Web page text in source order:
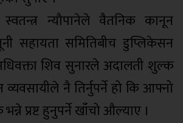
न्यौपानेले वैतनिक कानून
सहायता समितिबीच डुप्लिकेसन
शिव सुनारले अदालती शुल्क
नै तिर्नुपर्ने हो कि आफ्नो
प्रष्ट हुनुपर्ने खाँचो औल्याए ।